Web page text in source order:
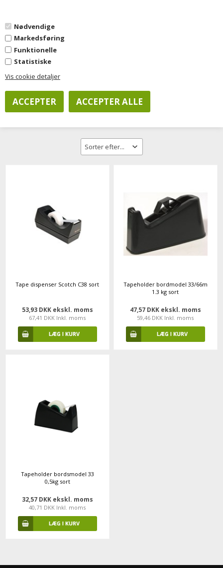
Nødvendige
Markedsføring
Funktionelle
Statistiske
Vis cookie detaljer
Forside»Kontorartikler
Tapedispensere
Tape dispenser Scotch C38 sort
53,93 DKK ekskl. moms
67,41 DKK Inkl. moms
Tapeholder bordmodel 33/66m
1.3 kg sort
47,57 DKK ekskl. moms
59,46 DKK Inkl. moms
Tapeholder bordsmodel 33
0,5kg sort
32,57 DKK ekskl. moms
40,71 DKK Inkl. moms